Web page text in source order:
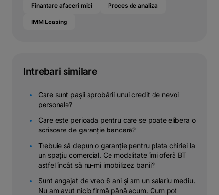
Finantare afaceri mici Proces de analiza
IMM Leasing
Intrebari similare
Care sunt pașii aprobării unui credit de nevoi
personale?
Care este perioada pentru care se poate elibera o
scrisoare de garanție bancară?
Trebuie să depun o garanție pentru plata chiriei la
un spațiu comercial. Ce modalitate îmi oferă BT
astfel încât să nu-mi imobilizez banii?
Sunt angajat de vreo 6 ani și am un salariu mediu.
Nu am avut nicio firmă până acum. Cum pot